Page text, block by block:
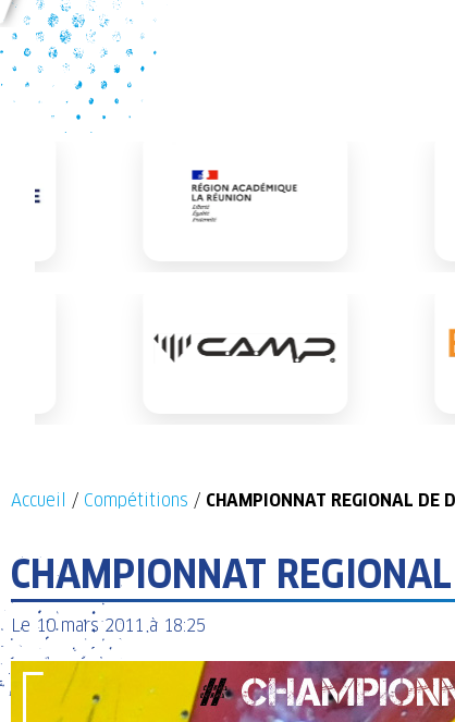
Accueil / Compétitions / CHAMPIONNAT REGIONAL DE
CHAMPIONNAT
Le 10 mars 2011 à 18:25